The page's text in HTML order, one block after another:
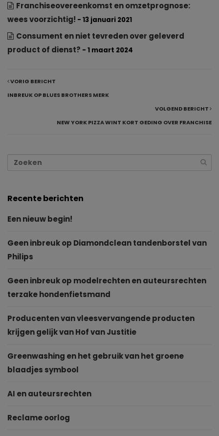
Franchiseovereenkomst en omzetprognose:
wees voorzichtig! - 13 januari 2021
Consument en niet tevreden over geleverd
product of dienst? - 1 maart 2024
VORIG BERICHT
INBREUK OP BLUES BROTHERS MERK
VOLGEND BERICHT
NEW YORK PIZZA WINT KORT GEDING OVER FRANCHISE
Recente berichten
Een nieuw begin!
Geen inbreuk op Diamondclean tandenborstel van
Philips
Geen inbreuk op modelrechten en auteursrechten
terzake hondenfietsmand
Producenten van vleesvervangende producten
krijgen gelijk van Hof van Justitie
Greenwashing en het gebruik van het groene
blaadjes symbool
AI en auteursrechten
Reclame oorlog